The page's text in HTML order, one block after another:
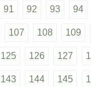
91 92 93 94
107 108 109
125 126 127
143 144 145